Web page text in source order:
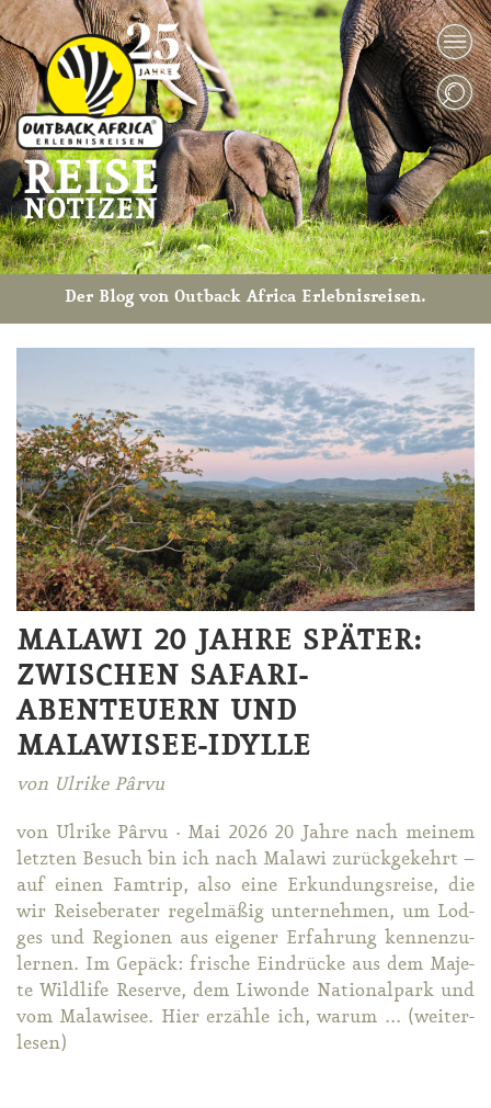
Der Blog von Outback Africa Erlebnisreisen.
MALAWI 20 JAHRE SPÄTER:
ZWISCHEN SAFARI-
ABENTEUERN UND
MALAWISEE-IDYLLE
von Ulrike Pârvu
von Ul­ri­ke Pâr­vu · Mai 2026 20 Jah­re nach mei­nem
letz­ten Be­such bin ich nach Ma­la­wi zu­rück­ge­kehrt –
auf ei­nen Fam­t­rip, al­so ei­ne Er­kun­dungs­rei­se, die
wir Rei­se­be­ra­ter re­gel­mä­ßig un­ter­neh­men, um Lod­
ges und Re­gio­nen aus ei­ge­ner Er­fah­rung ken­nen­zu­
ler­nen. Im Ge­päck: fri­sche Ein­drü­cke aus dem Ma­je­
te Wild­life Re­ser­ve, dem Li­won­de Na­tio­nal­park und
vom Ma­la­wi­see. Hier er­zäh­le ich, war­um ... (wei­ter­
le­sen)